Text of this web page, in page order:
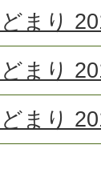
まり
まり
まり